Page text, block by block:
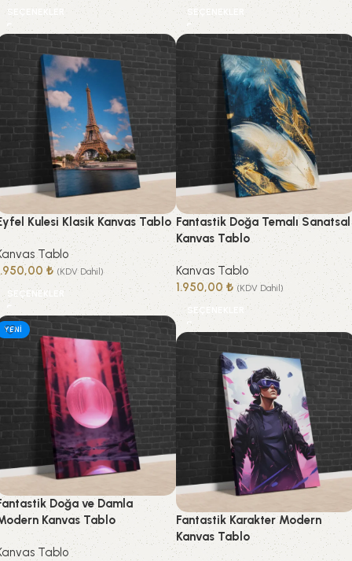
SEÇENEKLER
SEÇENEKLER
Kulesi Klasik Kanvas Tablo
Tablo
₺ (KDV Dahil)
SEÇENEKLER
Fantastik Doğa Temalı Sanatsal
Kanvas Tablo
Kanvas Tablo
1.950,00 ₺ (KDV Dahil)
SEÇENEKLER
YENI
Doğa ve Damla
Kanvas Tablo
Tablo
Fantastik Karakter Modern
Kanvas Tablo